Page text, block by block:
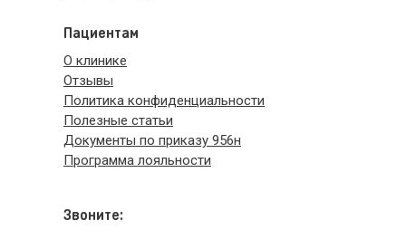
Пациентам
О клинике
Отзывы
Политика конфиденциальности
Полезные статьи
Документы по приказу 956н
Программа лояльности
Звоните: